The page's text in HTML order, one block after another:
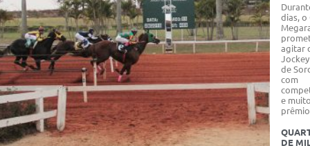
dias, o
agitar
de
com
e
DE